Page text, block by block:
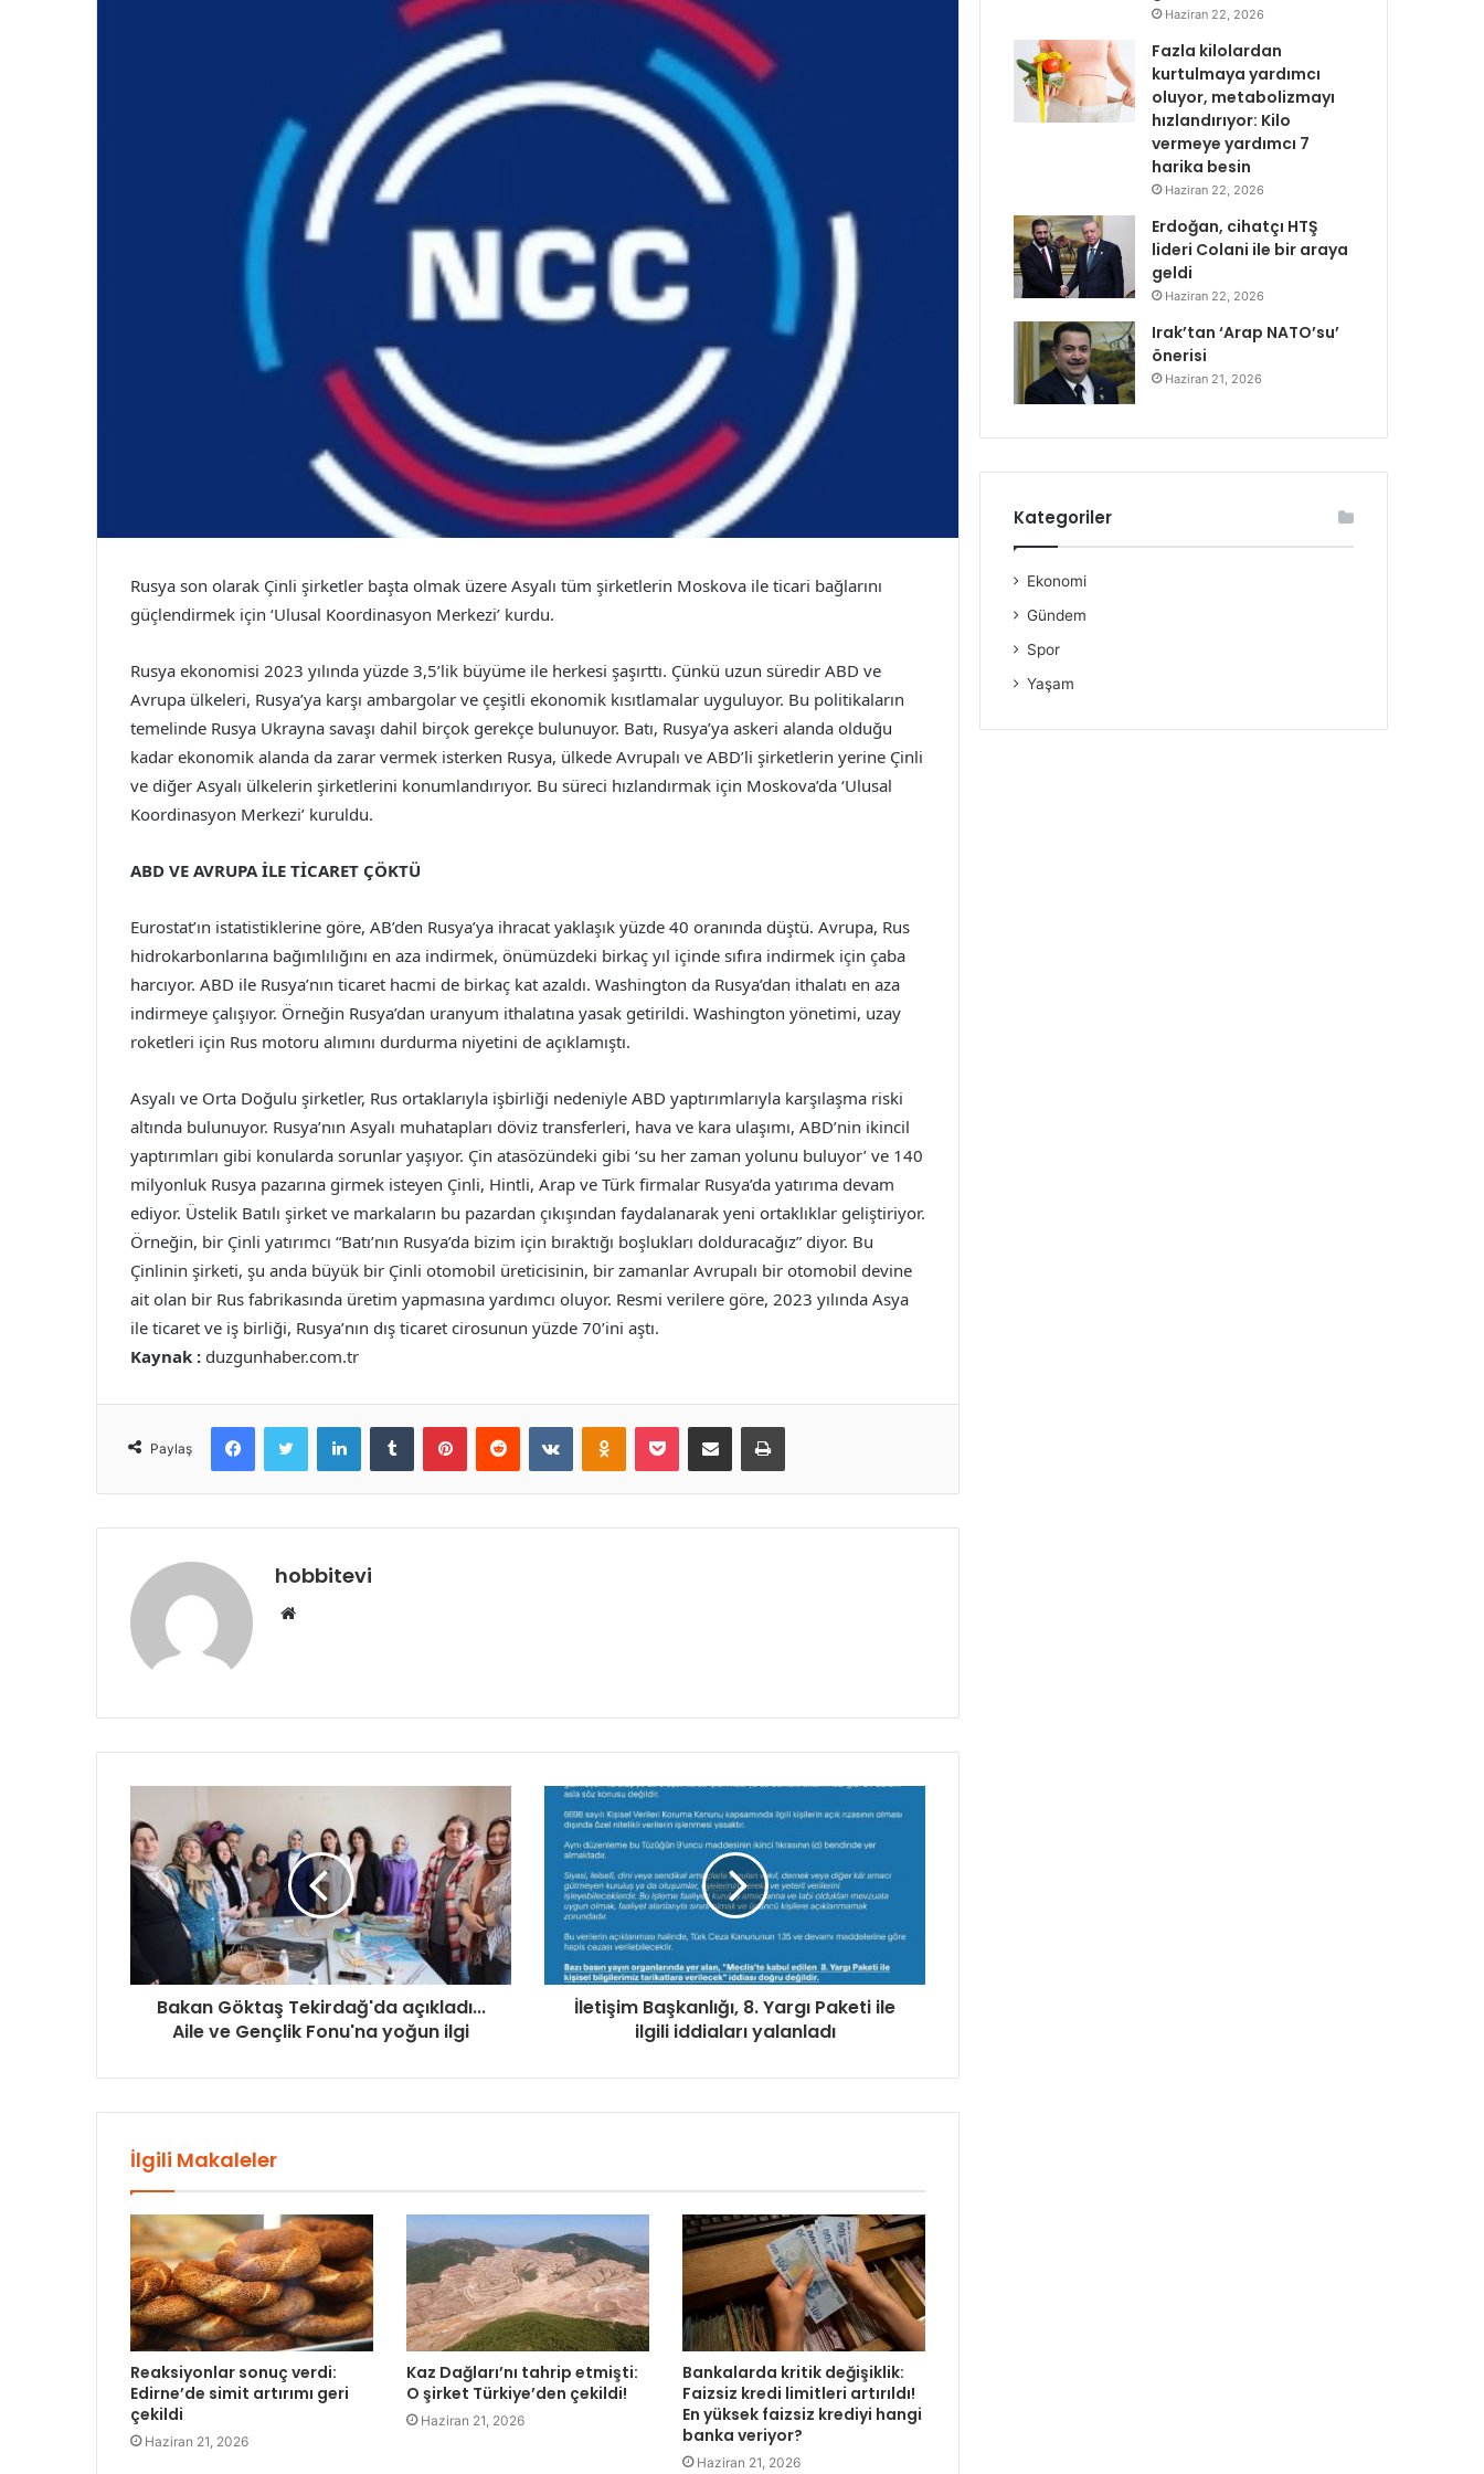
Rusya son olarak Çinli şirketler başta olmak üzere Asyalı tüm şirketlerin Moskova ile ticari bağlarını
güçlendirmek için ‘Ulusal Koordinasyon Merkezi’ kurdu.
Rusya ekonomisi 2023 yılında yüzde 3,5’lik büyüme ile herkesi şaşırttı. Çünkü uzun süredir ABD ve
Avrupa ülkeleri, Rusya’ya karşı ambargolar ve çeşitli ekonomik kısıtlamalar uyguluyor. Bu politikaların
temelinde Rusya Ukrayna savaşı dahil birçok gerekçe bulunuyor. Batı, Rusya’ya askeri alanda olduğu
kadar ekonomik alanda da zarar vermek isterken Rusya, ülkede Avrupalı ve ABD’li şirketlerin yerine Çinli
ve diğer Asyalı ülkelerin şirketlerini konumlandırıyor. Bu süreci hızlandırmak için Moskova’da ‘Ulusal
Koordinasyon Merkezi’ kuruldu.
ABD VE AVRUPA İLE TİCARET ÇÖKTÜ
Eurostat’ın istatistiklerine göre, AB’den Rusya’ya ihracat yaklaşık yüzde 40 oranında düştü. Avrupa, Rus
hidrokarbonlarına bağımlılığını en aza indirmek, önümüzdeki birkaç yıl içinde sıfıra indirmek için çaba
harcıyor. ABD ile Rusya’nın ticaret hacmi de birkaç kat azaldı. Washington da Rusya’dan ithalatı en aza
indirmeye çalışıyor. Örneğin Rusya’dan uranyum ithalatına yasak getirildi. Washington yönetimi, uzay
roketleri için Rus motoru alımını durdurma niyetini de açıklamıştı.
Asyalı ve Orta Doğulu şirketler, Rus ortaklarıyla işbirliği nedeniyle ABD yaptırımlarıyla karşılaşma riski
altında bulunuyor. Rusya’nın Asyalı muhatapları döviz transferleri, hava ve kara ulaşımı, ABD’nin ikincil
yaptırımları gibi konularda sorunlar yaşıyor. Çin atasözündeki gibi ‘su her zaman yolunu buluyor’ ve 140
milyonluk Rusya pazarına girmek isteyen Çinli, Hintli, Arap ve Türk firmalar Rusya’da yatırıma devam
ediyor. Üstelik Batılı şirket ve markaların bu pazardan çıkışından faydalanarak yeni ortaklıklar geliştiriyor.
Örneğin, bir Çinli yatırımcı “Batı’nın Rusya’da bizim için bıraktığı boşlukları dolduracağız” diyor. Bu
Çinlinin şirketi, şu anda büyük bir Çinli otomobil üreticisinin, bir zamanlar Avrupalı bir otomobil devine
ait olan bir Rus fabrikasında üretim yapmasına yardımcı oluyor. Resmi verilere göre, 2023 yılında Asya
ile ticaret ve iş birliği, Rusya’nın dış ticaret cirosunun yüzde 70’ini aştı.
Kaynak : duzgunhaber.com.tr
Paylaş
FacebookTwitter LinkedInTumblr PinterestReddit VKontakteOdnoklassniki
Pocket E-Posta ile paylaş Yazdır
hobbitevi
Web
Bakan Göktaş Tekirdağ'da açıkladı...
Aile ve Gençlik Fonu'na yoğun ilgi
İletişim Başkanlığı, 8. Yargı Paketi ile
ilgili iddiaları yalanladı
İlgili Makaleler
Reaksiyonlar sonuç verdi:
Edirne’de simit artırımı geri
çekildi
Haziran 21, 2026
Kaz Dağları’nı tahrip etmişti:
O şirket Türkiye’den çekildi!
Haziran 21, 2026
Bankalarda kritik değişiklik:
Faizsiz kredi limitleri artırıldı!
En yüksek faizsiz krediyi hangi
banka veriyor?
Haziran 21, 2026
Haziran 22, 2026
Fazla kilolardan
kurtulmaya yardımcı
oluyor, metabolizmayı
hızlandırıyor: Kilo
vermeye yardımcı 7
harika besin
Haziran 22, 2026
Erdoğan, cihatçı HTŞ
lideri Colani ile bir araya
geldi
Haziran 22, 2026
Irak’tan ‘Arap NATO’su’
önerisi
Haziran 21, 2026
Kategoriler
Ekonomi
Gündem
Spor
Yaşam